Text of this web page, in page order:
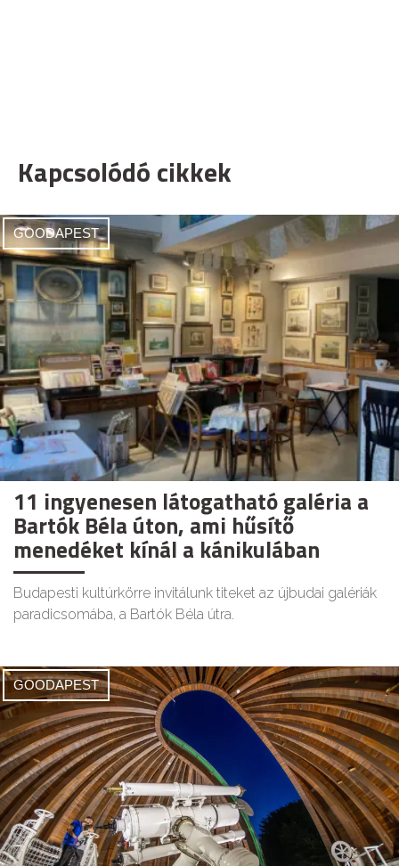
Kapcsolódó cikkek
GOODAPEST
11 ingyenesen látogatható galéria a
Bartók Béla úton, ami hűsítő
menedéket kínál a kánikulában
Budapesti kultúrkörre invitálunk titeket az újbudai galériák
paradicsomába, a Bartók Béla útra.
GOODAPEST